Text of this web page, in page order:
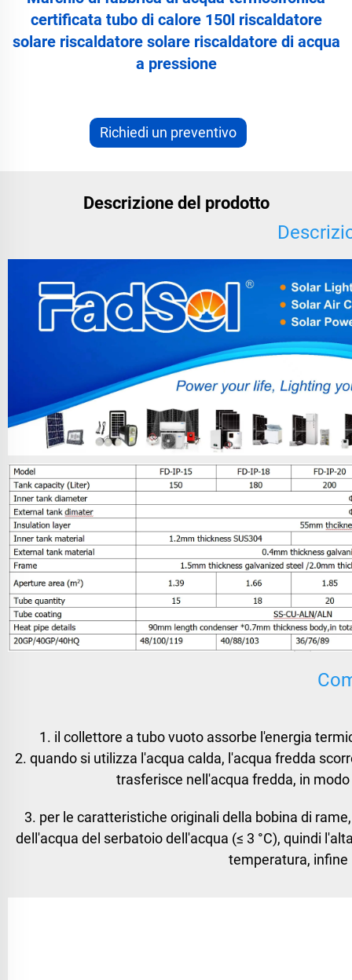
certificata tubo di calore 150l riscaldatore
solare riscaldatore solare riscaldatore di acqua
a pressione
Richiedi un preventivo
Descrizione del prodotto
1. il collettore a tubo vuoto assorbe l'energia
2. quando si utilizza l'acqua calda, l'acqua fredda
trasferisce nell'acqua fredda, in
3. per le caratteristiche originali della bobina di
dell'acqua del serbatoio dell'acqua (≤ 3 °C), quindi
temperatura,